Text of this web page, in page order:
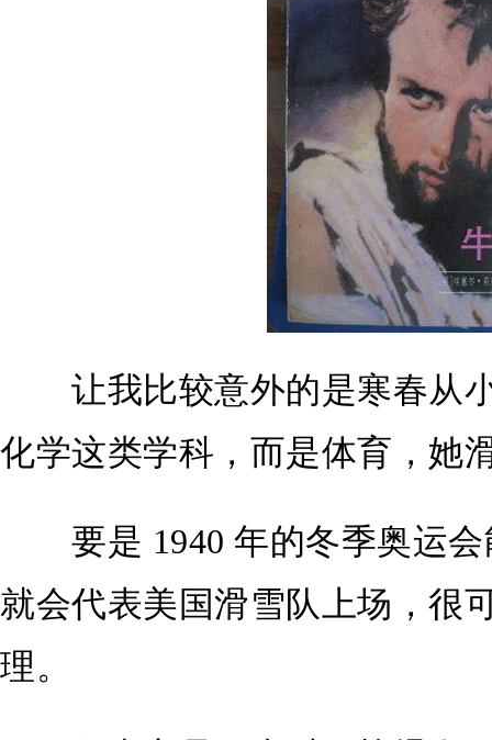
让我比较意外的是寒春从
化学这类学科，而是体育，她
要是 1940 年的冬季奥运会
就会代表美国滑雪队上场，很
理。